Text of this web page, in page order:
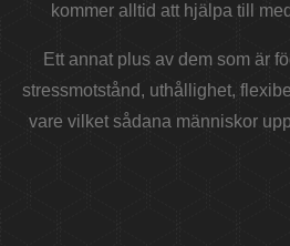
kommer alltid att hjälpa till
Ett annat plus av dem som är
stressmotstånd, uthållighet,
vare vilket sådana människor